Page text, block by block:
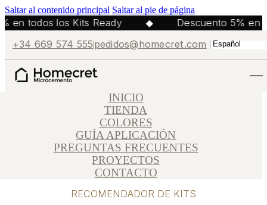
Saltar al contenido principal Saltar al pie de página
en todos los Kits Ready ◆
Descuento 5% en
+34 669 574 555pedidos@homecret.com
INICIO
TIENDA
COLORES
GUÍA APLICACIÓN
PREGUNTAS FRECUENTES
PROYECTOS
CONTACTO
RECOMENDADOR DE KITS